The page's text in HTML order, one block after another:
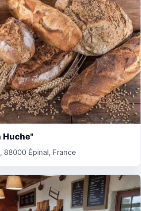
Huche"
88000 Épinal, France